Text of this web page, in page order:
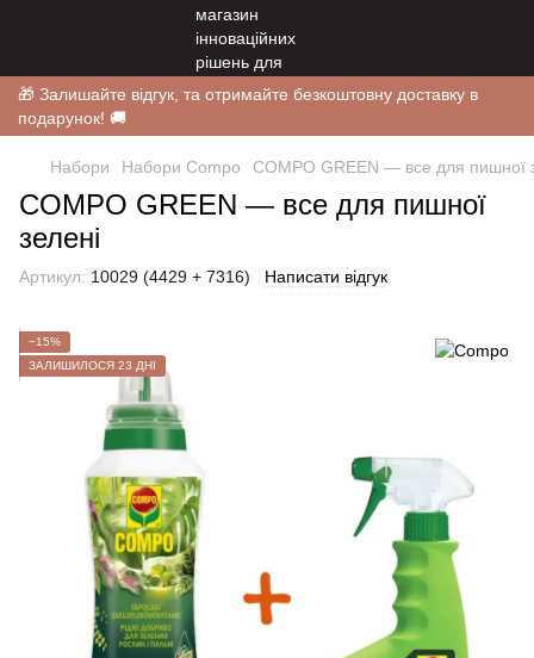
🎁 Залишайте відгук, та отримайте безкоштовну доставку в
подарунок! 🚚
Набори Набори Compo COMPO GREEN — все для пишної
COMPO GREEN — все для пишної
зелені
Артикул: 10029 (4429 + 7316) Написати відгук
−15%
ЗАЛИШИЛОСЯ 23 ДНІ